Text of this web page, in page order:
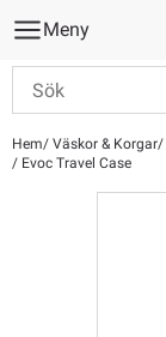
Meny
Hem Väskor & Korgar
Evoc Travel Case